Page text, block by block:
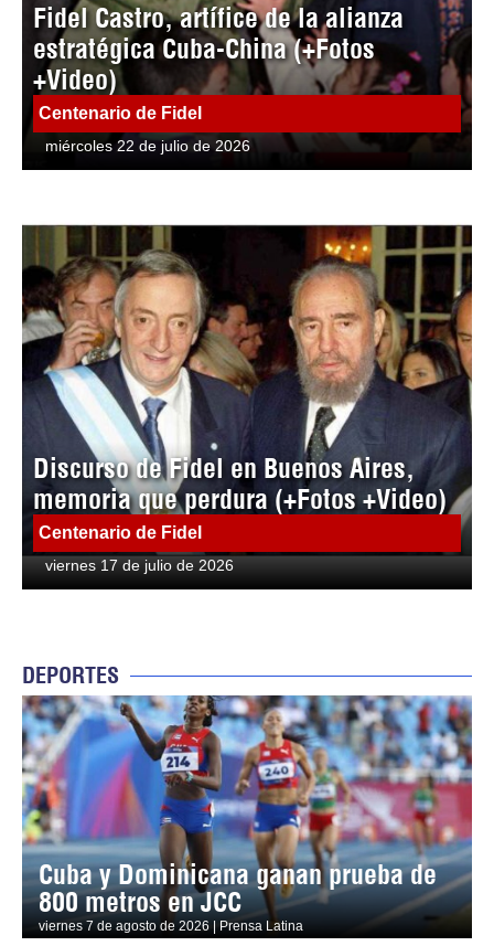
Fidel Castro, artífice de la alianza
estratégica Cuba-China (+Fotos
+Video)
Centenario de Fidel
miércoles 22 de julio de 2026
Discurso de Fidel en Buenos Aires,
memoria que perdura (+Fotos +Video)
Centenario de Fidel
viernes 17 de julio de 2026
DEPORTES
Cuba y Dominicana ganan prueba de
800 metros en JCC
viernes 7 de agosto de 2026 | Prensa Latina